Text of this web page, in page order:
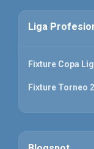
Liga
Fixture Copa
Fixture Torneo